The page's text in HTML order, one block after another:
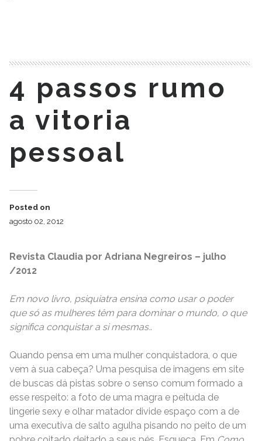
4 passos rumo
a vitoria
pessoal
Posted on
agosto 02, 2012
Revista Claudia por Adriana Negreiros – julho
/2012
Em novo livro, psiquiatra ensina como usar o poder
que só as mulheres têm para dominar o mundo, o que
significa conquistar a si mesmas..
Quando pensa em uma mulher conquistadora, o que
vem à sua cabeça? Uma pesquisa de imagens em site
de buscas dá pistas sobre o senso comum formado a
esse respeito: a foto de uma magra e peituda de
lingerie sexy e olhar matador divide espaço com a de
uma executiva de salto agulha pisando no peito de um